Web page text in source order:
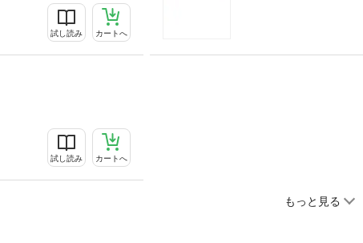
試し読み カートへ
試し読み カートへ
もっと見る